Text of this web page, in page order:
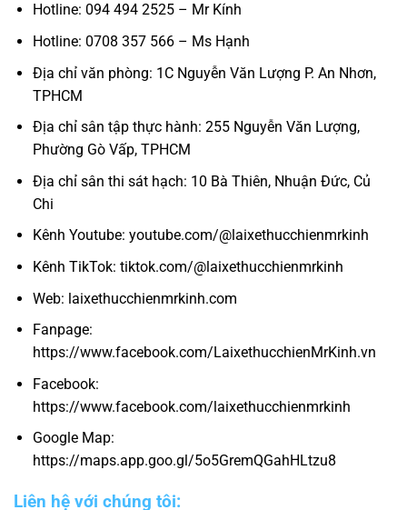
Hotline: 094 494 2525 – Mr Kính
Hotline: 0708 357 566 – Ms Hạnh
Địa chỉ văn phòng: 1C Nguyễn Văn Lượng P. An Nhơn,
TPHCM
Địa chỉ sân tập thực hành: 255 Nguyễn Văn Lượng,
Phường Gò Vấp, TPHCM
Địa chỉ sân thi sát hạch: 10 Bà Thiên, Nhuận Đức, Củ
Chi
Kênh Youtube: youtube.com/@laixethucchienmrkinh
Kênh TikTok: tiktok.com/@laixethucchienmrkinh
Web: laixethucchienmrkinh.com
Fanpage:
https://www.facebook.com/LaixethucchienMrKinh.vn
Facebook:
https://www.facebook.com/laixethucchienmrkinh
Google Map:
https://maps.app.goo.gl/5o5GremQGahHLtzu8
Liên hệ với chúng tôi: